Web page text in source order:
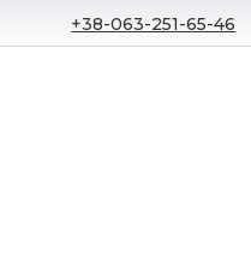
+38-063-251-65-46